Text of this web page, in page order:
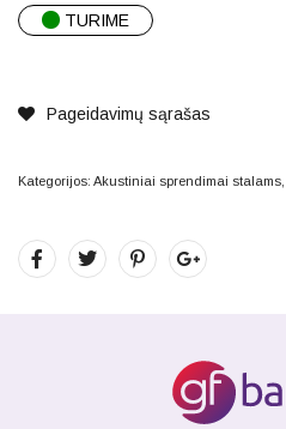
TURIME
Pageidavimų sąrašas
Kategorijos: Akustiniai sprendimai stalams